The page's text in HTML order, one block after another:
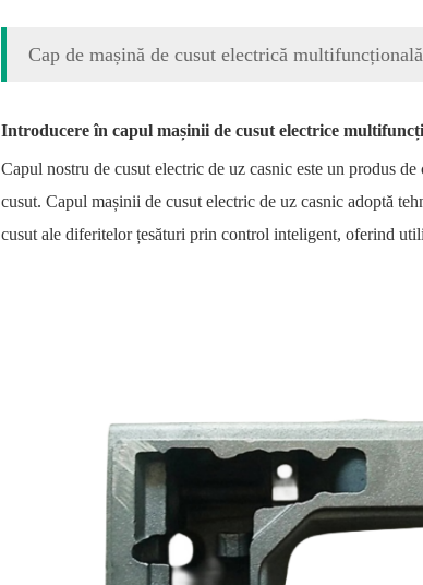
Cap de mașină de cusut electrică multifuncțională
Introducere în capul mașinii de cusut electrice
Capul nostru de cusut electric de uz casnic este un produs
cusut. Capul mașinii de cusut electric de uz casnic adoptă
cusut ale diferitelor țesături prin control inteligent, oferind